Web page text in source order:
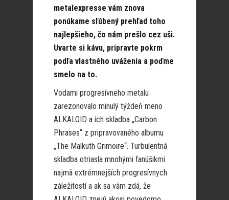
metalexpresse vám znova
ponúkame sľúbený prehľad toho
najlepšieho, čo nám prešlo cez uši.
Uvarte si kávu, pripravte pokrm
podľa vlastného uváženia a poďme
smelo na to.
Vodami progresívneho metalu
zarezonovalo minulý týždeň meno
ALKALOID a ich skladba „Carbon
Phrases“ z pripravovaného albumu
„The Malkuth Grimoire“. Turbulentná
skladba otriasla mnohými fanúšikmi
najmä extrémnejších progresívnych
záležitostí a ak sa vám zdá, že